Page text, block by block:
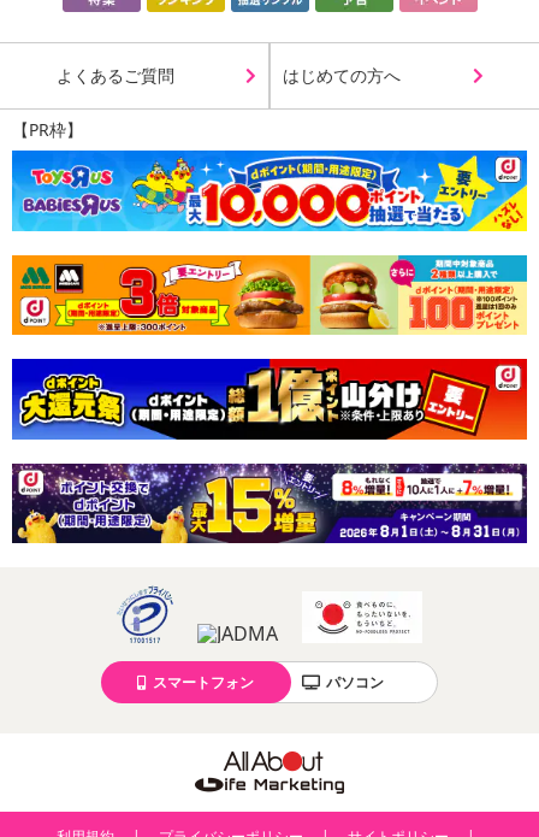
その他共通および商品カテゴリー別注意事項（※必ずご確認くだ
さい）
よくあるご質問 はじめての方へ
【PR枠】
スマートフォン パソコン